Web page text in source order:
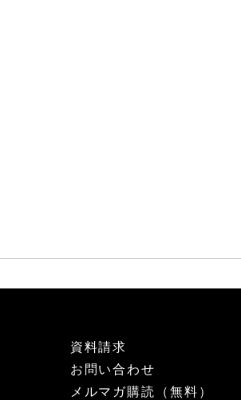
資料請求
お問い合わせ
メルマガ購読（無料）